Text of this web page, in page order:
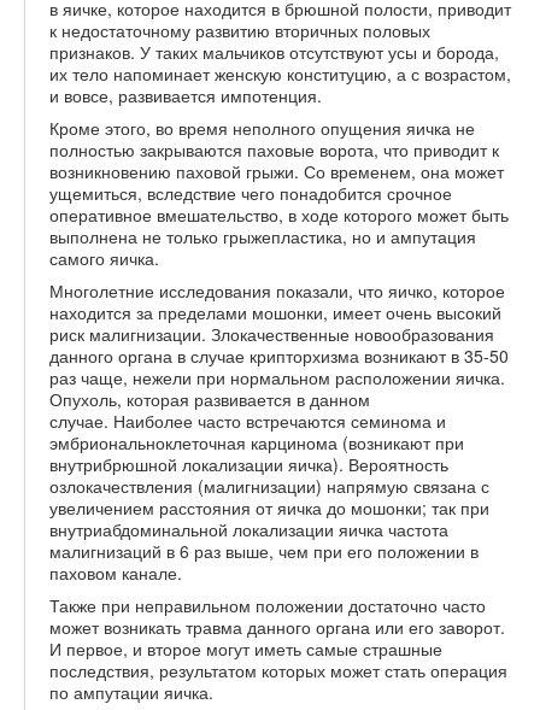
в яичке, которое находится в брюшной полости, приводит
к недостаточному развитию вторичных половых
признаков. У таких мальчиков отсутствуют усы и борода,
их тело напоминает женскую конституцию, а с возрастом,
и вовсе, развивается импотенция.
Кроме этого, во время неполного опущения яичка не
полностью закрываются паховые ворота, что приводит к
возникновению паховой грыжи. Со временем, она может
ущемиться, вследствие чего понадобится срочное
оперативное вмешательство, в ходе которого может быть
выполнена не только грыжепластика, но и ампутация
самого яичка.
Многолетние исследования показали, что яичко, которое
находится за пределами мошонки, имеет очень высокий
риск малигнизации. Злокачественные новообразования
данного органа в случае крипторхизма возникают в 35-50
раз чаще, нежели при нормальном расположении яичка.
Опухоль, которая развивается в данном
случае. Наиболее часто встречаются семинома и
эмбриональноклеточная карцинома (возникают при
внутрибрюшной локализации яичка). Вероятность
озлокачествления (малигнизации) напрямую связана с
увеличением расстояния от яичка до мошонки; так при
внутриабдоминальной локализации яичка частота
малигнизаций в 6 раз выше, чем при его положении в
паховом канале.
Также при неправильном положении достаточно часто
может возникать травма данного органа или его заворот.
И первое, и второе могут иметь самые страшные
последствия, результатом которых может стать операция
по ампутации яичка.